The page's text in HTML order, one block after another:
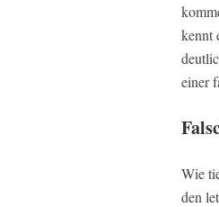
kennt
einer
Wie
den